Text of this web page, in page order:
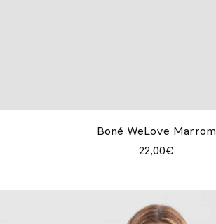
Boné WeLove Marrom
22,00€